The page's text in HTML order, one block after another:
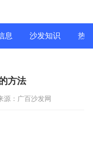
息 沙发知识 热
方法
源：广百沙发网